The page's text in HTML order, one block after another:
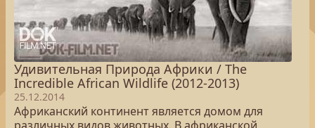
Удивительная Природа Африки / The
Incredible African Wildlife (2012-2013)
25.12.2014
Африканский континент является домом для